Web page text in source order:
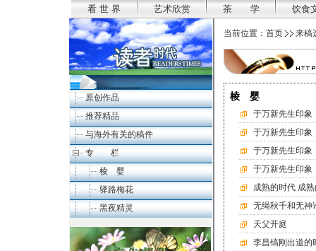
看 世 界
艺术欣赏 茶 学 饮食
原创作品
推荐精品
与海外有关的稿件
专 栏
棱 婴
驿路梅花
黑夜精灵
当前位置： 首页 来稿
棱 婴
于万新先生印
于万新先生印
于万新先生印
于万新先生印
成熟的时代 成
无绳秋千和无神
天父开庭
李昌镐刚出道的